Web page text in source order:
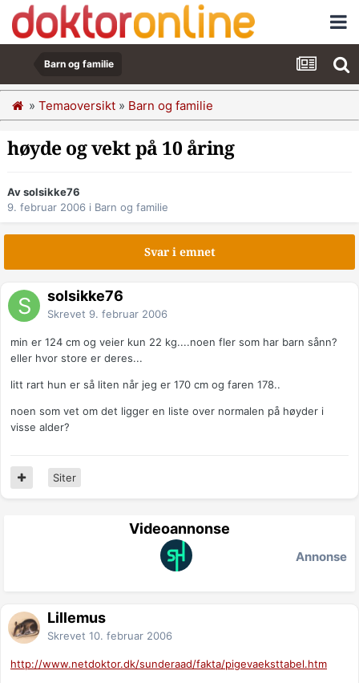
Barn og familie
» Temaoversikt » Barn og familie
høyde og vekt på 10 åring
Av solsikke76
9. februar 2006 i Barn og familie
Svar i emnet
solsikke76
Skrevet 9. februar 2006
min er 124 cm og veier kun 22 kg....noen fler som har barn sånn?
eller hvor store er deres...
litt rart hun er så liten når jeg er 170 cm og faren 178..
noen som vet om det ligger en liste over normalen på høyder i
visse alder?
Siter
Videoannonse
Annonse
Lillemus
Skrevet 10. februar 2006
http://www.netdoktor.dk/sunderaad/fakta/pigevaeksttabel.htm